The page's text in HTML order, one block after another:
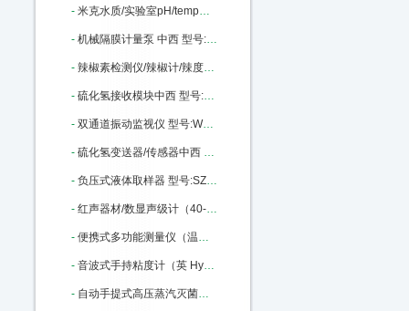
- 米克水质/实验室pH/temp测定仪台式中西 型号:milwaukeech/MI151库号：M322177
- 机械隔膜计量泵 中西 型号:YL01-GM0170PQ1MNN库号：M369823
- 辣椒素检测仪/辣椒计/辣度计中西 型号:KJ-5LJA库号：M375922
- 硫化氢接收模块中西 型号:A14-24库号：M405946
- 双通道振动监视仪 型号:WSJ-B2 库号：M405962
- 硫化氢变送器/传感器中西 型号:A11-24-0050-1-1库号：M405967
- 负压式液体取样器 型号:SZ23/56496库号：M56496
- 红声器材/数显声级计（40-130DB,2型）中西 型号:JH8-HS5633库号：M322317
- 便携式多功能测量仪（温度·转速·大气压力）中西 型号:KM06-VT 210库号：M342410
- 音波式手持粘度计（英 Hydramotion）中西 型号:BH51-VL7-100B-d21-TS库号：M343903
- 自动手提式高压蒸汽灭菌器/ 中西型号:HC15-YXQ-LS-18SI库号：M369476